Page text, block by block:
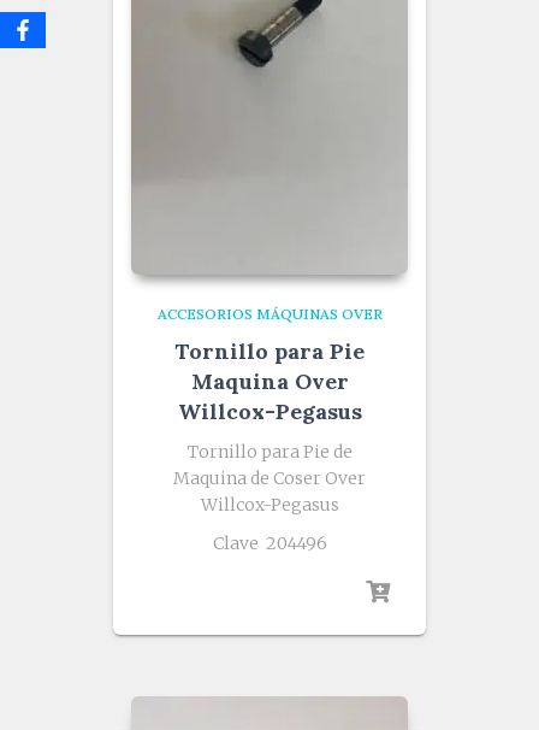
ACCESORIOS MÁQUINAS OVER
Tornillo para Pie
Maquina Over
Willcox-Pegasus
Tornillo para Pie de
Maquina de Coser Over
Willcox-Pegasus
Clave 204496